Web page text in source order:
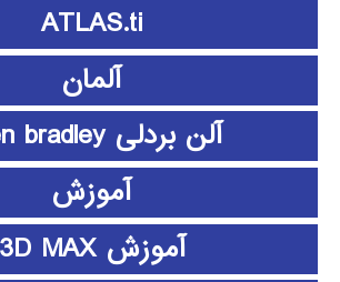
ATLAS.ti
آلمان
آلن بردلی Allen bradley
آموزش
آموزش 3D MAX